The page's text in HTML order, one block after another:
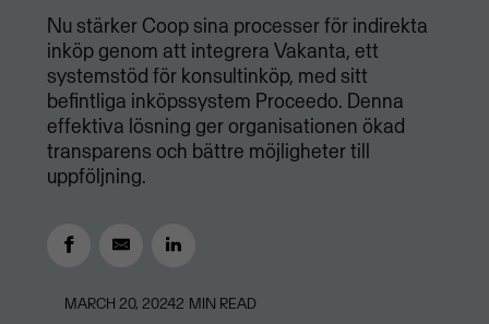
Nu stärker Coop sina processer för indirekta
inköp genom att integrera Vakanta, ett
systemstöd för konsultinköp, med sitt
befintliga inköpssystem Proceedo. Denna
effektiva lösning ger organisationen ökad
transparens och bättre möjligheter till
uppföljning.
MARCH 20, 20242 MIN READ